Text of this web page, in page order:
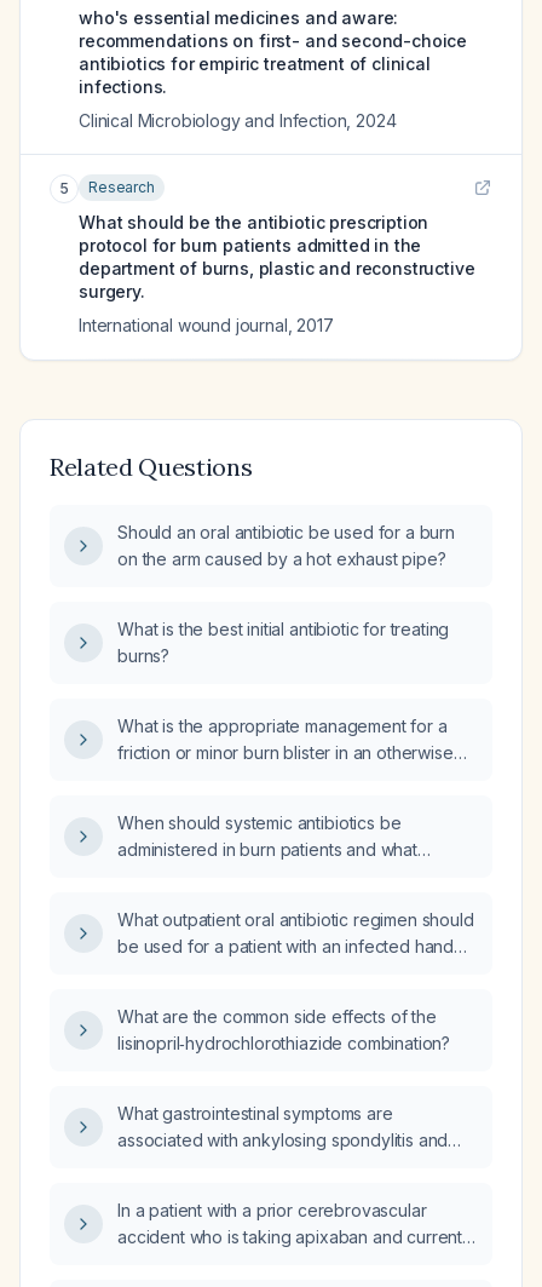
who's essential medicines and aware:
recommendations on first- and second-choice
antibiotics for empiric treatment of clinical
infections.
Clinical Microbiology and Infection 2024
5 Research
What should be the antibiotic prescription
protocol for burn patients admitted in the
department of burns, plastic and reconstructive
surgery.
International wound journal 2017
Related Questions
Should an oral antibiotic be used for a burn
on the arm caused by a hot exhaust pipe?
What is the best initial antibiotic for treating
burns?
What is the appropriate management for a
friction or minor burn blister in an otherwise
When should systemic antibiotics be
administered in burn patients and what
What outpatient oral antibiotic regimen should
be used for a patient with an infected hand
hemodynamically stable, and deep tissue
cultures are pending?
What are the common side effects of the
lisinopril‑hydrochlorothiazide combination?
What gastrointestinal symptoms are
associated with ankylosing spondylitis and
In a patient with a prior cerebrovascular
accident who is taking apixaban and currently